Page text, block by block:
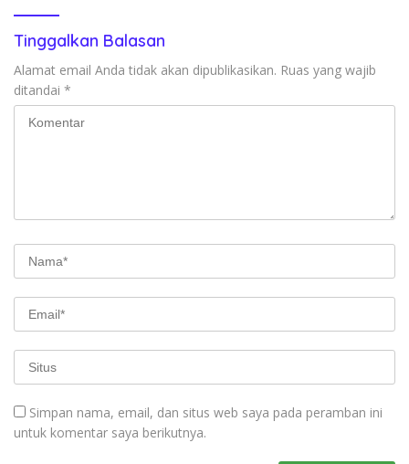
Tinggalkan Balasan
Alamat email Anda tidak akan dipublikasikan. Ruas yang wajib
ditandai *
Simpan nama, email, dan situs web saya pada peramban ini
untuk komentar saya berikutnya.